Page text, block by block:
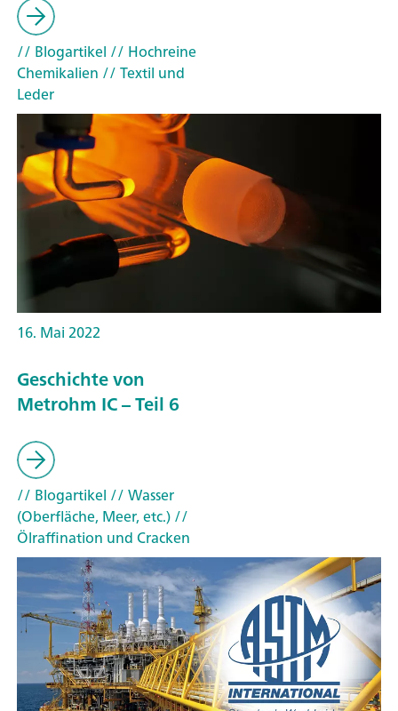
// Blogartikel // Hochreine
Chemikalien // Textil und
Leder
16. Mai 2022
Geschichte von
Metrohm IC – Teil 6
// Blogartikel // Wasser
(Oberfläche, Meer, etc.)//
Ölraffination und Cracken